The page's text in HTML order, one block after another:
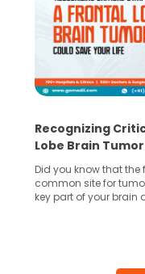
Recognizing
Lobe Brain
Did you know that
common site for
key part of your brain